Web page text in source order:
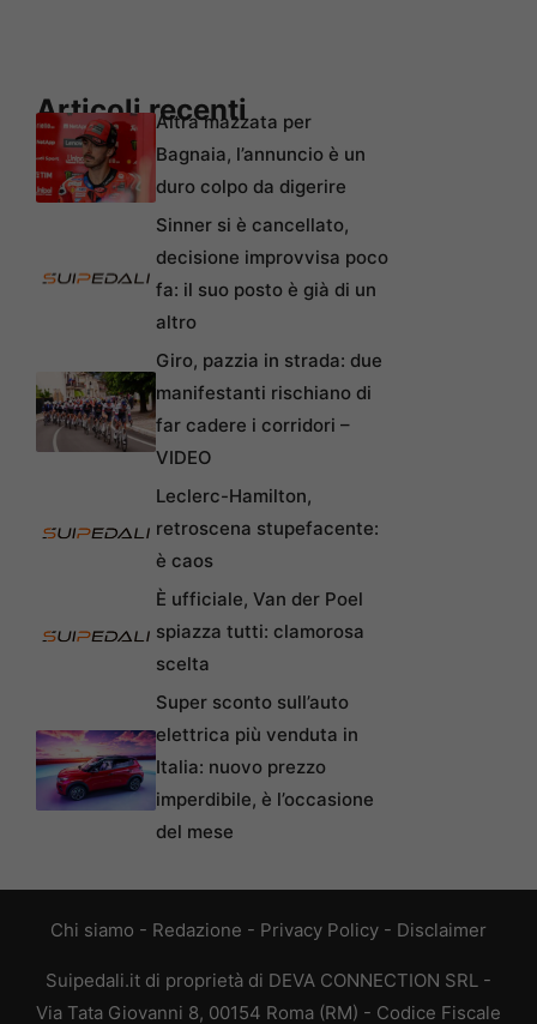
Articoli recenti
Altra mazzata per
Bagnaia, l’annuncio è un
duro colpo da digerire
Sinner si è cancellato,
decisione improvvisa poco
fa: il suo posto è già di un
altro
Giro, pazzia in strada: due
manifestanti rischiano di
far cadere i corridori –
VIDEO
Leclerc-Hamilton,
retroscena stupefacente:
è caos
È ufficiale, Van der Poel
spiazza tutti: clamorosa
scelta
Super sconto sull’auto
elettrica più venduta in
Italia: nuovo prezzo
imperdibile, è l’occasione
del mese
Chi siamo - Redazione - Privacy Policy - Disclaimer
Suipedali.it di proprietà di DEVA CONNECTION SRL -
Via Tata Giovanni 8, 00154 Roma (RM) - Codice Fiscale